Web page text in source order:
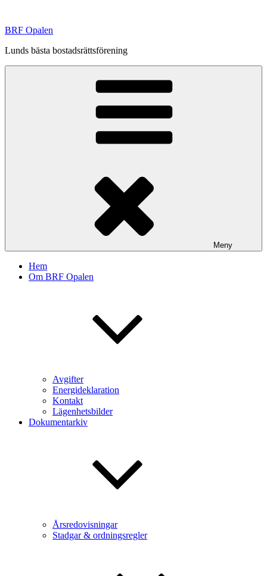
innehåll
BRF Opalen
Lunds bästa bostadsrättsförening
Meny
Hem
Om BRF Opalen
Avgifter
Energideklaration
Kontakt
Lägenhetsbilder
Dokumentarkiv
Årsredovisningar
Stadgar & ordningsregler